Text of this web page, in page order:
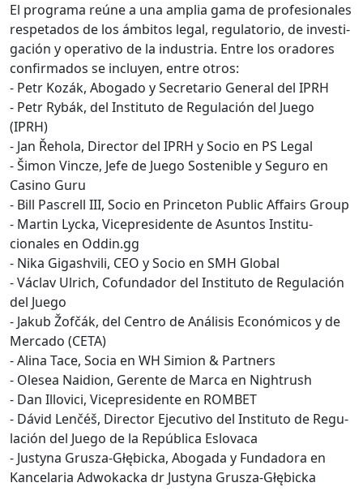
El pro­gra­ma reúne a una amplia gama de pro­fe­sion­ales
respeta­dos de los ámbitos legal, reg­u­la­to­rio, de inves­ti­
gación y oper­a­ti­vo de la indus­tria. Entre los oradores
con­fir­ma­dos se incluyen, entre otros:
- Petr Kozák, Abo­ga­do y Sec­re­tario Gen­er­al del IPRH
- Petr Rybák, del Insti­tu­to de Reg­u­lación del Juego
(IPRH)
- Jan Řeho­la, Direc­tor del IPRH y Socio en PS Legal
- Šimon Vincze, Jefe de Juego Sostenible y Seguro en
Casi­no Guru
- Bill Pascrell III, Socio en Prince­ton Pub­lic Affairs Group
- Mar­tin Lyc­ka, Vicepres­i­dente de Asun­tos Insti­tu­
cionales en Oddin.gg
- Nika Gigashvili, CEO y Socio en SMH Glob­al
- Václav Ulrich, Cofun­dador del Insti­tu­to de Reg­u­lación
del Juego
- Jakub Žofčák, del Cen­tro de Análi­sis Económi­cos y de
Mer­ca­do (CETA)
- Ali­na Tace, Socia en WH Simion & Part­ners
- Ole­sea Naid­ion, Ger­ente de Mar­ca en Nightrush
- Dan Illovi­ci, Vicepres­i­dente en ROMBET
- Dávid Lenčéš, Direc­tor Ejec­u­ti­vo del Insti­tu­to de Reg­u­
lación del Juego de la Repúbli­ca Eslo­va­ca
- Justy­na Grusza-Głębic­ka, Abo­ga­da y Fun­dado­ra en
Kance­lar­ia Adwokac­ka dr Justy­na Grusza-Głębic­ka